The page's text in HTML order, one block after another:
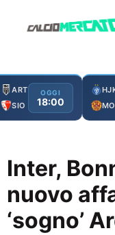
ART
SIO
OGGI
18:00
Inter,
nuovo
‘sogno’